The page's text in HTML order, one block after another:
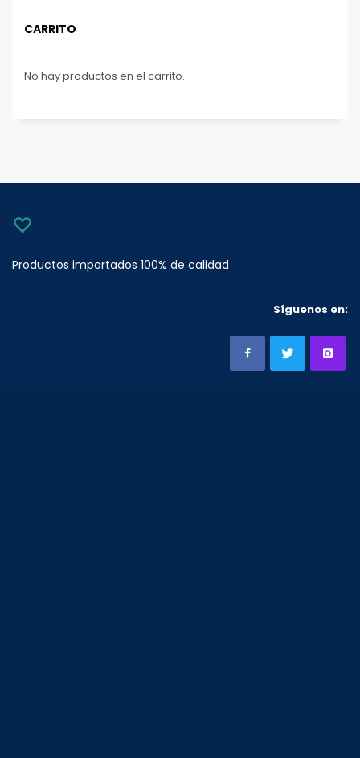
CARRITO
No hay productos en el carrito.
Productos importados 100% de calidad
Síguenos en: